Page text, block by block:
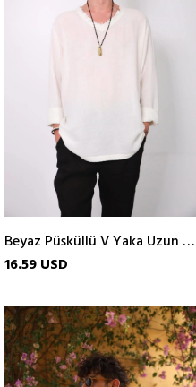
Beyaz Püsküllü V Yaka Uzun Kol Erkek Tişört
16.59 USD